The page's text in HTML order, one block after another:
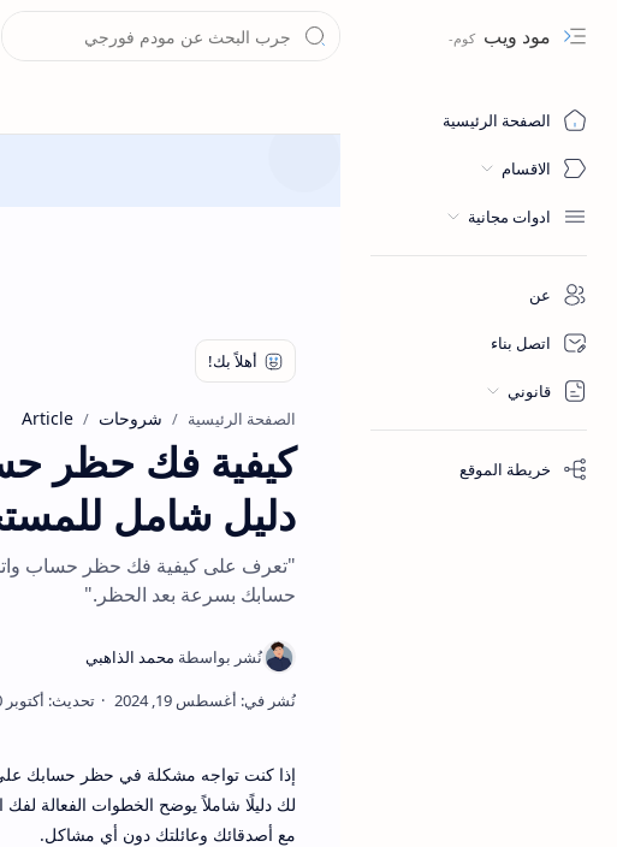
Navigation menu
مود ويب
الصفحة الرئيسية
الاقسام
ادوات مجانية
عن
اتصل بناء
قانوني
خريطة الموقع
الصفحة الرئيسية شروحات Article
كيفية فك حظر
دليل شامل
"تعرف على كيفية فك حظر حساب
حسابك بسرعة بعد الحظر."
إذا كنت تواجه مشكلة في حظر حسابك على
لك دليلًا شاملاً يوضح الخطوات
مع أصدقائك وعائلتك دون أي مشاكل.